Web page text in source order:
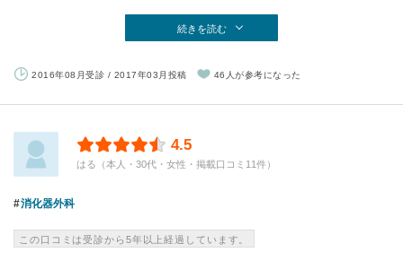
続きを読む
2016年08月受診 / 2017年03月投稿 46人が参考になった
4.5
はる（本人・30代・女性・掲載口コミ11件）
消化器外科
この口コミは受診から5年以上経過しています。